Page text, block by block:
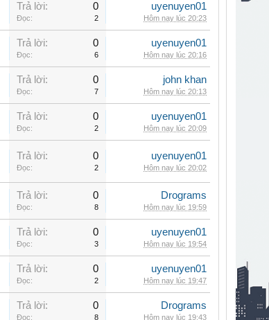
Trả lời: 0
Đọc: 2
uyenuyen01
Hôm nay lúc 20:23
Trả lời: 0
Đọc: 6
uyenuyen01
Hôm nay lúc 20:16
Trả lời: 0
Đọc: 7
john khan
Hôm nay lúc 20:13
Trả lời: 0
Đọc: 2
uyenuyen01
Hôm nay lúc 20:09
Trả lời: 0
Đọc: 2
uyenuyen01
Hôm nay lúc 20:02
Trả lời: 0
Đọc: 8
Drograms
Hôm nay lúc 19:59
Trả lời: 0
Đọc: 3
uyenuyen01
Hôm nay lúc 19:54
Trả lời: 0
Đọc: 2
uyenuyen01
Hôm nay lúc 19:47
Trả lời: 0
Đọc: 8
Drograms
Hôm nay lúc 19:43